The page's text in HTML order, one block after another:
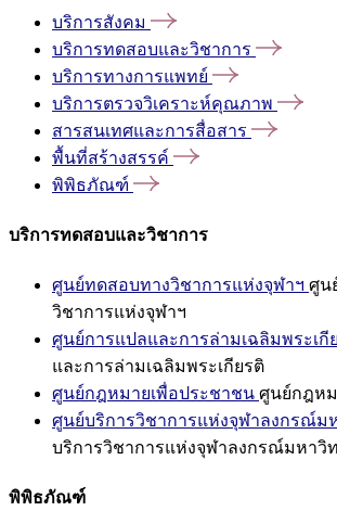
บริการสังคม
บริการทดสอบและวิชาการ
บริการทางการแพทย์
บริการตรวจวิเคราะห์คุณภาพ
สารสนเทศและการสื่อสาร
พื้นที่สร้างสรรค์
พิพิธภัณฑ์
บริการทดสอบและวิชาการ
ศูนย์ทดสอบทางวิชาการแห่งจุฬาฯ ศูน
วิชาการแห่งจุฬาฯ
ศูนย์การแปลและการล่ามเฉลิมพระเกี
และการล่ามเฉลิมพระเกียรติ
ศูนย์กฎหมายเพื่อประชาชน ศูนย์กฎห
ศูนย์บริการวิชาการแห่งจุฬาลงกรณ์ม
บริการวิชาการแห่งจุฬาลงกรณ์มหาวิ
พิพิธภัณฑ์